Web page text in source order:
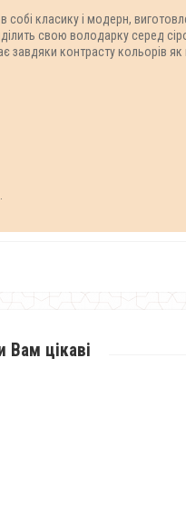
класику і модерн,
свою володарку серед
контрасту кольорів як
Вам цікаві